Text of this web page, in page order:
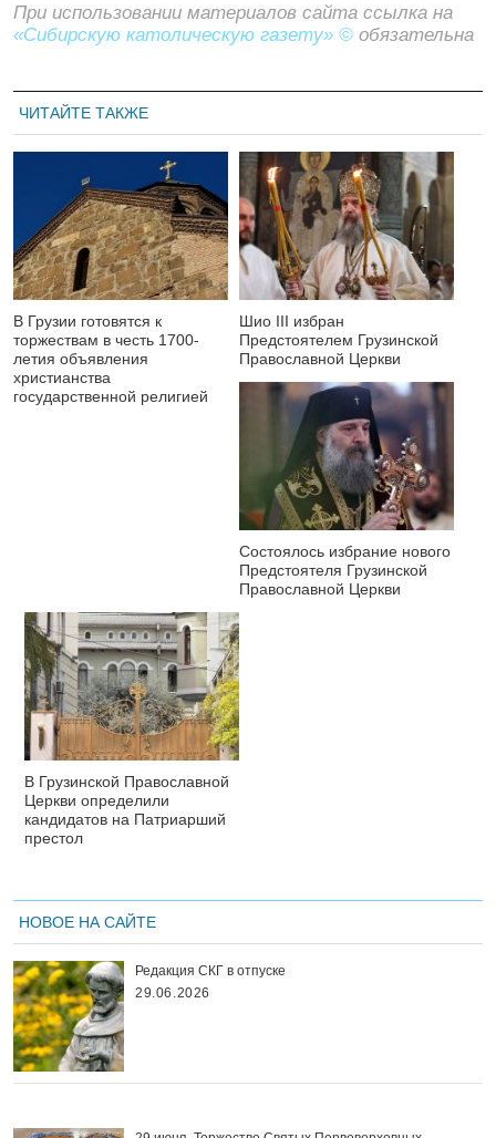
При использовании материалов сайта ссылка на
«Сибирскую католическую газету» © обязательна
ЧИТАЙТЕ ТАКЖЕ
В Грузии готовятся к
торжествам в честь 1700-
летия объявления
христианства
государственной религией
Шио III избран
Предстоятелем Грузинской
Православной Церкви
Состоялось избрание нового
Предстоятеля Грузинской
Православной Церкви
В Грузинской Православной
Церкви определили
кандидатов на Патриарший
престол
НОВОЕ НА САЙТЕ
Редакция СКГ в отпуске
29.06.2026